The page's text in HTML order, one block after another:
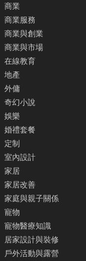
商業
商業服務
商業與創業
商業與市場
在線教育
地產
外傭
奇幻小說
娛樂
婚禮套餐
定制
室內設計
家居
家居改善
家庭與親子關係
寵物
寵物醫療知識
居家設計與裝修
戶外活動與露營